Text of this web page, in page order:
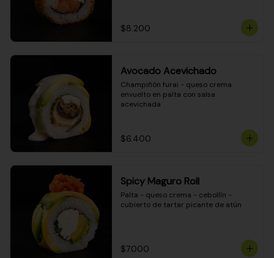
$8.200
Avocado Acevichado
Champiñón furai - queso crema
envuelto en palta con salsa
acevichada
$6.400
Spicy Maguro Roll
Palta - queso crema - cebollín -
cubierto de tartar picante de atún
$7.000